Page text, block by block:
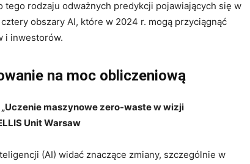
rodzaju odważnych predykcji pojawiających się w
obszary AI, które w 2024 r. mogą przyciągnąć
i inwestorów.
na moc obliczeniową
maszynowe zero-waste w wizji
Unit Warsaw
(AI) widać znaczące zmiany, szczególnie w